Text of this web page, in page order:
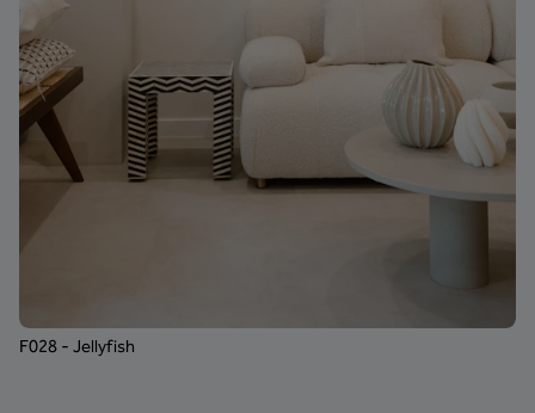
F028 - Jellyfish